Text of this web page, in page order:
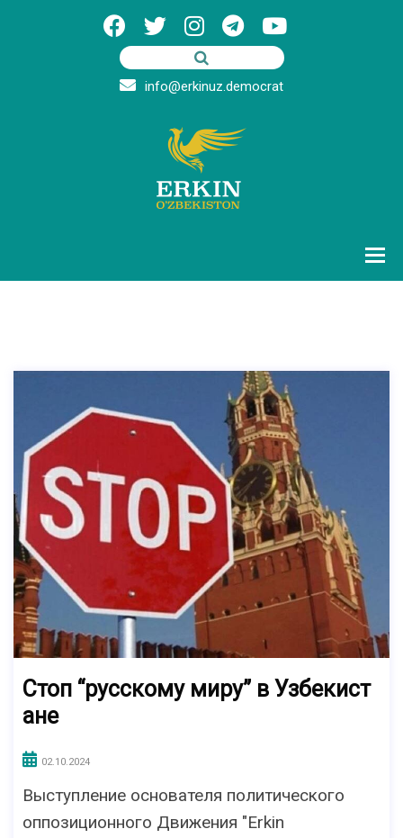
info@erkinuz.democrat
Стоп “русскому миру” в Узбекист
ане
02.10.2024
Выступление основателя политического
оппозиционного Движения "Erkin